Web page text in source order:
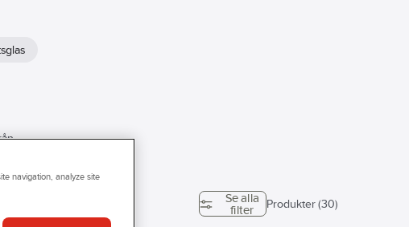
Se alla
filter
Produkter (30)
navigation, analyze site